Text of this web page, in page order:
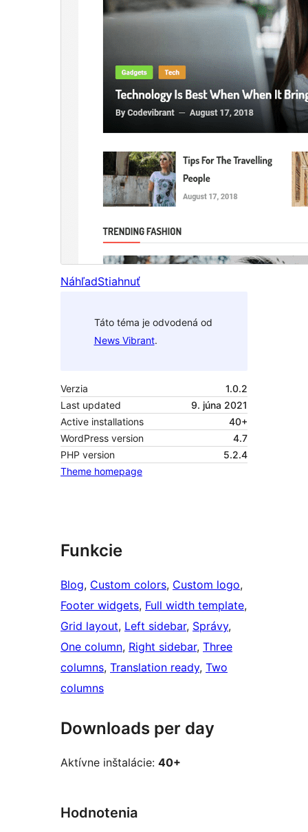
NáhľadStiahnuť
Táto téma je odvodená od
News Vibrant.
Verzia
1.0.2
Last updated
9. júna 2021
Active installations
40+
WordPress version
4.7
PHP version
5.2.4
Theme homepage
Funkcie
Blog, Custom colors, Custom logo
Footer widgets, Full width template
Grid layout, Left sidebar, Správy
One column, Right sidebar, Three
columns, Translation ready, Two
columns
Downloads per day
Aktívne inštalácie: 40+
Hodnotenia